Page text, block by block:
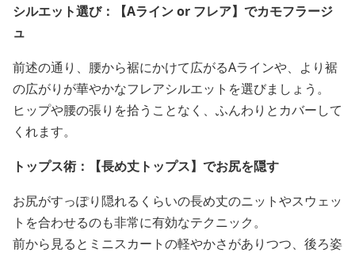
シルエット選び：【Aライン or フレア】でカモフラージ
ュ
前述の通り、腰から裾にかけて広がるAラインや、より裾
の広がりが華やかなフレアシルエットを選びましょう。
ヒップや腰の張りを拾うことなく、ふんわりとカバーして
くれます。
トップス術：【長め丈トップス】でお尻を隠す
お尻がすっぽり隠れるくらいの長め丈のニットやスウェッ
トを合わせるのも非常に有効なテクニック。
前から見るとミニスカートの軽やかさがありつつ、後ろ姿